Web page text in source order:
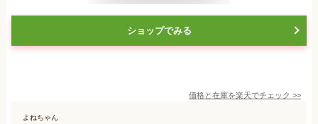
ショップでみる
価格と在庫を楽天でチェック >>
よねちゃん